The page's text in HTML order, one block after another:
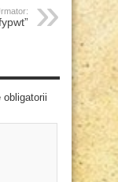
obligatorii